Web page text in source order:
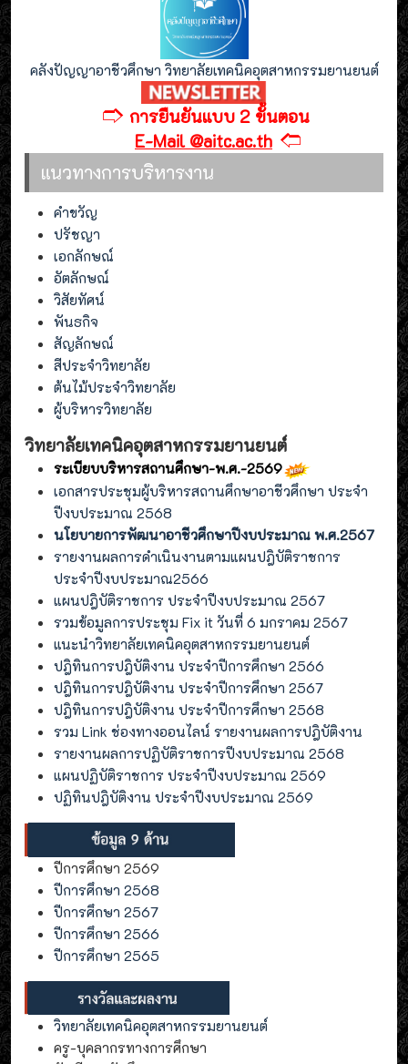
คลังปัญญาอาชีวศึกษา วิทยาลัยเทคนิคอุตสาหกรรมยานยนต์
🢣 การยืนยันแบบ 2 ขั้นตอน
E-Mail @aitc.ac.th 🢢
แนวทางการบริหารงาน
คำขวัญ
ปรัชญา
เอกลักษณ์
อัตลักษณ์
วิสัยทัศน์
พันธกิจ
สัญลักษณ์
สีประจำวิทยาลัย
ต้นไม้ประจำวิทยาลัย
ผู้บริหารวิทยาลัย
วิทยาลัยเทคนิคอุตสาหกรรมยานยนต์
ระเบียบบริหารสถานศึกษา-พ.ศ.-2569
เอกสารประชุมผู้บริหารสถานศึกษาอาชีวศึกษา ประจำ
ปีงบประมาณ 2568
นโยบายการพัฒนาอาชีวศึกษาปีงบประมาณ พ.ศ.2567
รายงานผลการดำเนินงานตามแผนปฎิบัติราชการ
ประจำปีงบประมาณ2566
แผนปฎิบัติราชการ ประจำปีงบประมาณ 2567
รวมข้อมูลการประชุม Fix it วันที่ 6 มกราคม 2567
แนะนำวิทยาลัยเทคนิคอุตสาหกรรมยานยนต์
ปฎิทินการปฎิบัติงาน ประจำปีการศึกษา 2566
ปฎิทินการปฎิบัติงาน ประจำปีการศึกษา 2567
ปฎิทินการปฎิบัติงาน ประจำปีการศึกษา 2568
รวม Link ช่องทางออนไลน์ รายงานผลการปฎิบัติงาน
รายงานผลการปฏิบัติราชการปีงบประมาณ 2568
แผนปฏิบัติราชการ ประจำปีงบประมาณ 2569
ปฏิทินปฎิบัติงาน ประจำปีงบประมาณ 2569
ปีการศึกษา 2569
ปีการศึกษา 2568
ปีการศึกษา 2567
ปีการศึกษา 2566
ปีการศึกษา 2565
วิทยาลัยเทคนิคอุตสาหกรรมยานยนต์
ครู-บุคลากรทางการศึกษา